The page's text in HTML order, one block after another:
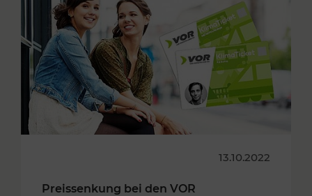
13.10.2022
Preissenkung bei den VOR